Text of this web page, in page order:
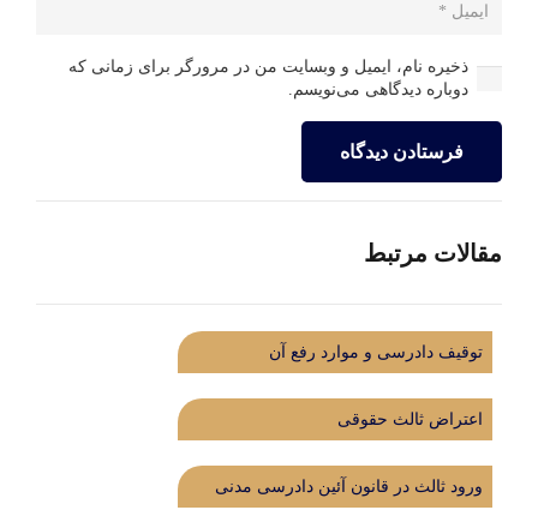
ذخیره نام، ایمیل و وبسایت من در مرورگر برای زمانی که
دوباره دیدگاهی می‌نویسم.
فرستادن دیدگاه
مقالات مرتبط
توقیف دادرسی و موارد رفع آن
اعتراض ثالث حقوقی
ورود ثالث در قانون آئین دادرسی مدنی